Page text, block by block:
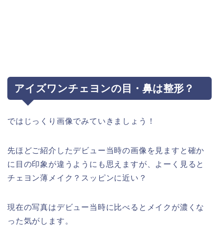
アイズワンチェヨンの目・鼻は整形？
ではじっくり画像でみていきましょう！
先ほどご紹介したデビュー当時の画像を見ますと確か
に目の印象が違うようにも思えますが、よーく見ると
チェヨン薄メイク？スッピンに近い？
現在の写真はデビュー当時に比べるとメイクが濃くな
った気がします。